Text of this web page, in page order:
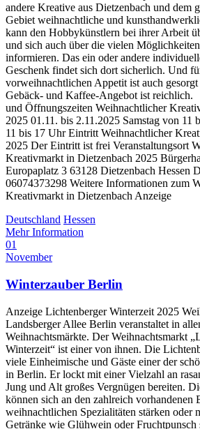
andere Kreative aus Dietzenbach und dem
Gebiet weihnachtliche und
kann den Hobbykünstlern bei ihrer Arbeit
und sich auch über die vielen
informieren. Das ein oder andere
Geschenk findet sich dort sicherlich. Und
vorweihnachtlichen Appetit ist auch
Gebäck- und Kaffee-Angebot ist
und Öffnungszeiten Weihnachtlicher
2025 01.11. bis 2.11.2025 Samstag von 11
11 bis 17 Uhr Eintritt Weihnachtlicher
2025 Der Eintritt ist frei Veranstaltungsort
Kreativmarkt in Dietzenbach 2025
Europaplatz 3 63128 Dietzenbach Hessen
06074373298 Weitere Informationen zum
Kreativmarkt in Dietzenbach Anzeige
Deutschland Hessen
Mehr Information
01
November
Winterzauber Berlin
Anzeige Lichtenberger Winterzeit 2025
Landsberger Allee Berlin veranstaltet in
Weihnachtsmärkte. Der Weihnachtsmarkt
Winterzeit“ ist einer von ihnen. Die
viele Einheimische und Gäste einer der
in Berlin. Er lockt mit einer Vielzahl an
Jung und Alt großes Vergnügen bereiten.
können sich an den zahlreich vorhandenen
weihnachtlichen Spezialitäten stärken oder
Getränke wie Glühwein oder